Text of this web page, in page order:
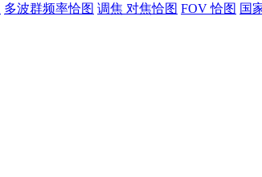
多波群频率恰图 调焦 对焦恰图 FOV 恰图 国